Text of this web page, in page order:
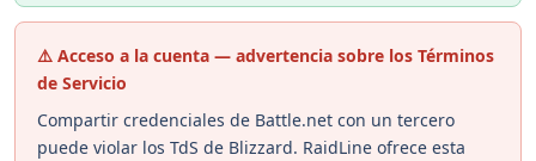
⚠️ Acceso a la cuenta — advertencia sobre los Términos
de Servicio
Compartir credenciales de Battle.net con un tercero
puede violar los TdS de Blizzard. RaidLine ofrece esta